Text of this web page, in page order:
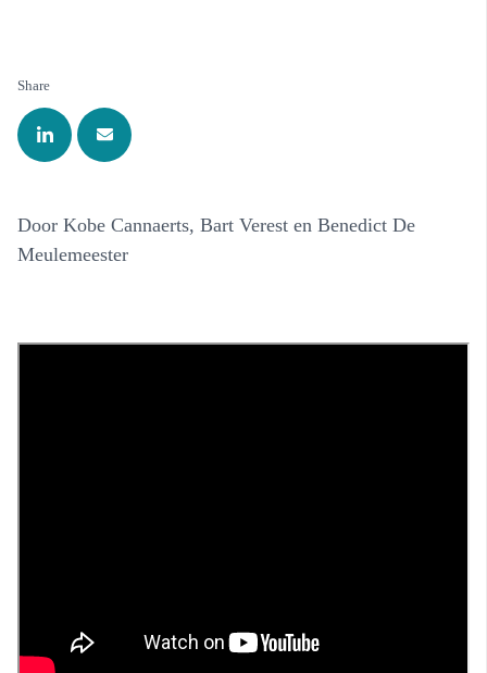
Share
Door Kobe Cannaerts, Bart Verest en Benedict De
Meulemeester